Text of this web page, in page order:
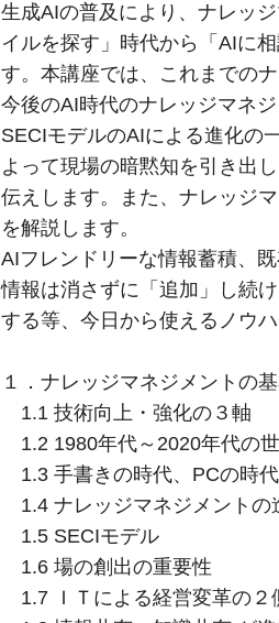
生成AIの普及により、ナレッ
イルを探す」時代から「AIに
す。本講座では、これまでの
今後のAI時代のナレッジマネ
SECIモデルのAIによる進化の
よって現場の暗黙知を引き出
伝えします。また、ナレッジ
を解説します。
AIフレンドリーな情報蓄積、
情報は消さずに「追加」し続
する等、今日から使えるノウ
１．ナレッジマネジメントの
1.1 技術向上・強化の３軸
1.2 1980年代～2020年代の
1.3 手書きの時代、PCの時
1.4 ナレッジマネジメントの
1.5 SECIモデル
1.6 場の創出の重要性
1.7 ＩＴによる経営変革の２